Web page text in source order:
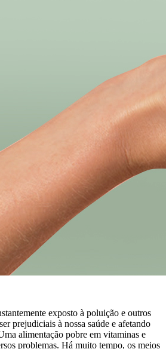
exposto à poluição e outros
prejudiciais à nossa saúde e afetando
alimentação pobre em vitaminas e
problemas. Há muito tempo, os meios